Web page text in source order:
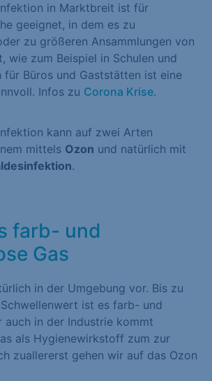
in Marktbreit ist für
geeignet, in dem es zu
zu größeren Ansammlungen von
wie zum Beispiel in Schulen und
für Büros und Gaststätten ist eine
Infos zu Corona Krise.
kann auf zwei Arten
mittels Ozon und natürlich mit
.
farb- und
Gas
in der Umgebung vor. Bis zu
ist es farb- und
auch in der Industrie kommt
als Hygienewirkstoff zum zur
zuallererst gehen wir auf das Ozon